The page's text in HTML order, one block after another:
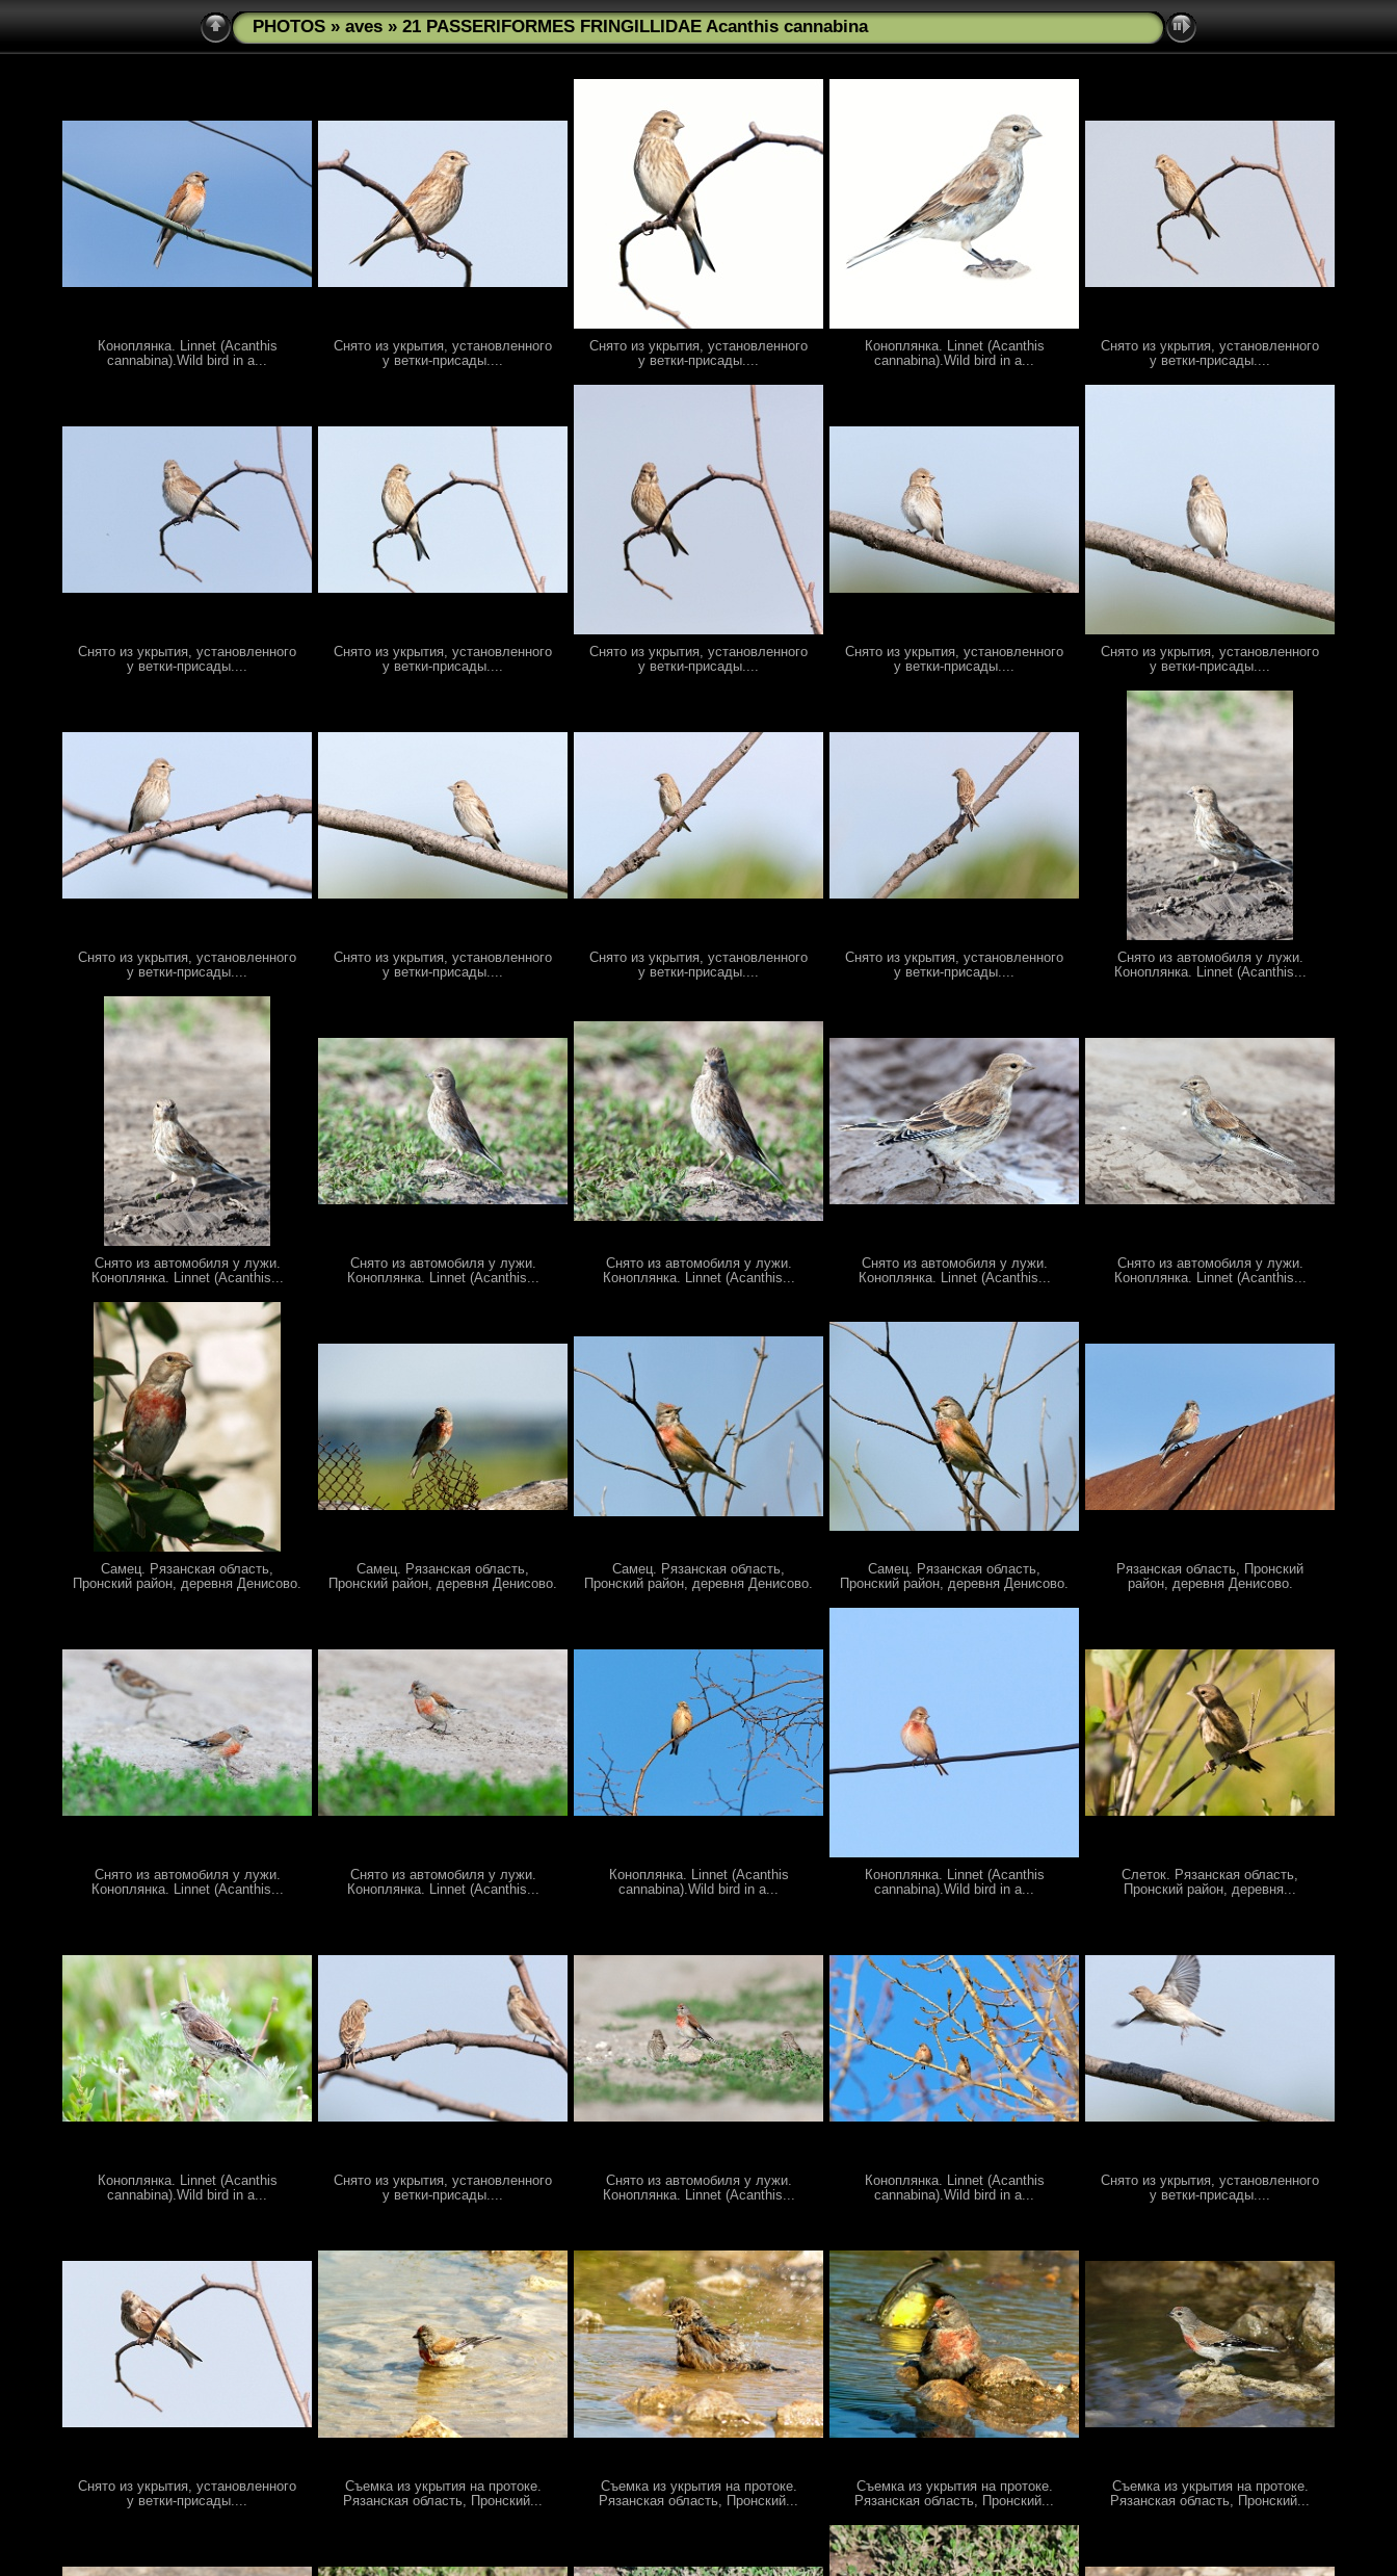
PHOTOS » aves » 21 PASSERIFORMES FRINGILLIDAE Acanthis cannabina
Коноплянка. Linnet (Acanthis
cannabina).Wild bird in a...
Снято из укрытия, установленного
у ветки-присады....
Снято из укрытия, установленного
у ветки-присады....
Коноплянка. Linnet (Acanthis
cannabina).Wild bird in a...
Снято из укрытия, установленного
у ветки-присады....
Снято из укрытия, установленного
у ветки-присады....
Снято из укрытия, установленного
у ветки-присады....
Снято из укрытия, установленного
у ветки-присады....
Снято из укрытия, установленного
у ветки-присады....
Снято из укрытия, установленного
у ветки-присады....
Снято из укрытия, установленного
у ветки-присады....
Снято из укрытия, установленного
у ветки-присады....
Снято из укрытия, установленного
у ветки-присады....
Снято из укрытия, установленного
у ветки-присады....
Снято из автомобиля у лужи.
Коноплянка. Linnet (Acanthis...
Снято из автомобиля у лужи.
Коноплянка. Linnet (Acanthis...
Снято из автомобиля у лужи.
Коноплянка. Linnet (Acanthis...
Снято из автомобиля у лужи.
Коноплянка. Linnet (Acanthis...
Снято из автомобиля у лужи.
Коноплянка. Linnet (Acanthis...
Снято из автомобиля у лужи.
Коноплянка. Linnet (Acanthis...
Самец. Рязанская область,
Пронский район, деревня Денисово.
Самец. Рязанская область,
Пронский район, деревня Денисово.
Самец. Рязанская область,
Пронский район, деревня Денисово.
Самец. Рязанская область,
Пронский район, деревня Денисово.
Рязанская область, Пронский
район, деревня Денисово.
Снято из автомобиля у лужи.
Коноплянка. Linnet (Acanthis...
Снято из автомобиля у лужи.
Коноплянка. Linnet (Acanthis...
Коноплянка. Linnet (Acanthis
cannabina).Wild bird in a...
Коноплянка. Linnet (Acanthis
cannabina).Wild bird in a...
Слеток. Рязанская область,
Пронский район, деревня...
Коноплянка. Linnet (Acanthis
cannabina).Wild bird in a...
Снято из укрытия, установленного
у ветки-присады....
Снято из автомобиля у лужи.
Коноплянка. Linnet (Acanthis...
Коноплянка. Linnet (Acanthis
cannabina).Wild bird in a...
Снято из укрытия, установленного
у ветки-присады....
Снято из укрытия, установленного
у ветки-присады....
Съемка из укрытия на протоке.
Рязанская область, Пронский...
Съемка из укрытия на протоке.
Рязанская область, Пронский...
Съемка из укрытия на протоке.
Рязанская область, Пронский...
Съемка из укрытия на протоке.
Рязанская область, Пронский...